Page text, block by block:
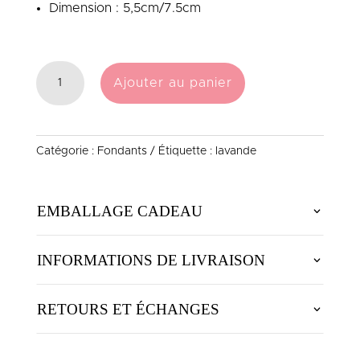
Dimension : 5,5cm/7.5cm
QUANTITÉ
DE
LAVANDE
Ajouter au panier
Catégorie : Fondants Étiquette : lavande
EMBALLAGE CADEAU
INFORMATIONS DE LIVRAISON
RETOURS ET ÉCHANGES